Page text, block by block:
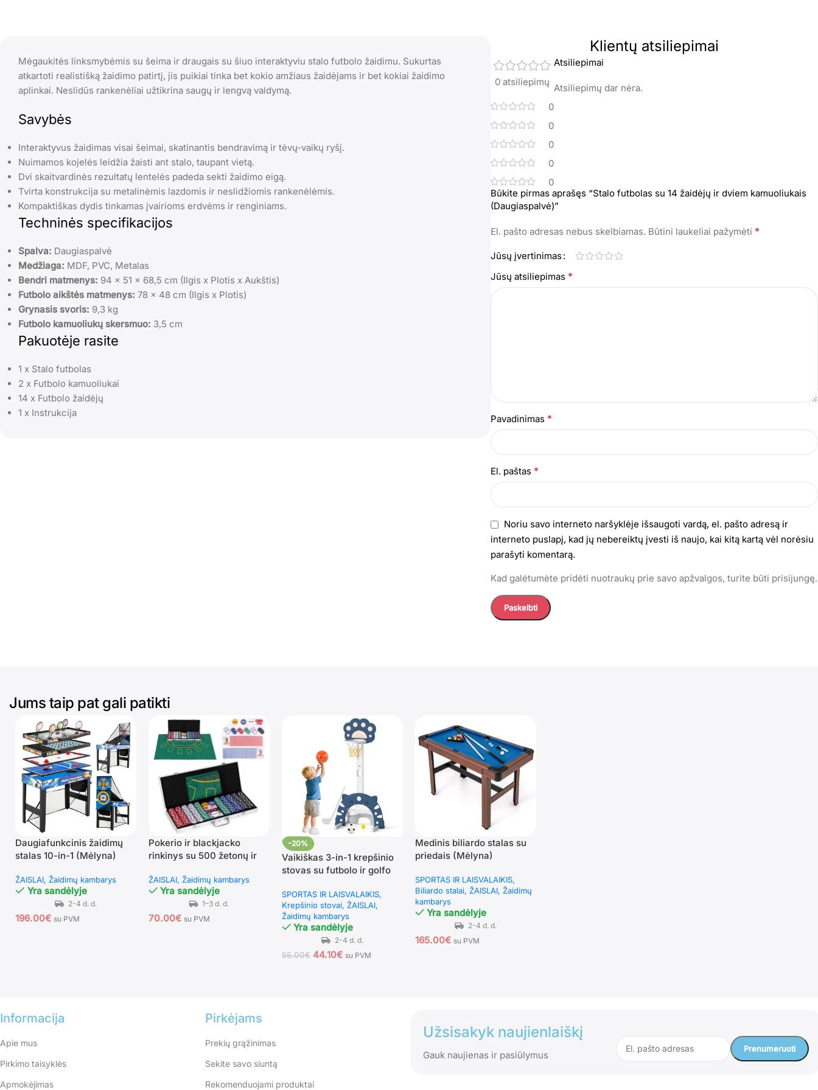
Mėgaukitės linksmybėmis su šeima ir draugais su šiuo interaktyviu stalo futbolo žaidimu. Sukurtas
atkartoti realistišką žaidimo patirtį, jis puikiai tinka bet kokio amžiaus žaidėjams ir bet kokiai žaidimo
aplinkai. Neslidūs rankenėliai užtikrina saugų ir lengvą valdymą.
Savybės
Interaktyvus žaidimas visai šeimai, skatinantis bendravimą ir tėvų-vaikų ryšį.
Nuimamos kojelės leidžia žaisti ant stalo, taupant vietą.
Dvi skaitvardinės rezultatų lentelės padeda sekti žaidimo eigą.
Tvirta konstrukcija su metalinėmis lazdomis ir neslidžiomis rankenėlėmis.
Kompaktiškas dydis tinkamas įvairioms erdvėms ir renginiams.
Techninės specifikacijos
Spalva: Daugiaspalvė
Medžiaga: MDF, PVC, Metalas
Bendri matmenys: 94 x 51 x 68,5 cm (Ilgis x Plotis x Aukštis)
Futbolo aikštės matmenys: 78 x 48 cm (Ilgis x Plotis)
Grynasis svoris: 9,3 kg
Futbolo kamuoliukų skersmuo: 3,5 cm
Pakuotėje rasite
1 x Stalo futbolas
2 x Futbolo kamuoliukai
14 x Futbolo žaidėjų
1 x Instrukcija
Klientų atsiliepimai
0 atsiliepimų
0
0
0
0
0
Atsiliepimai
Atsiliepimų dar nėra.
Būkite pirmas aprašęs “Stalo futbolas su 14 žaidėjų ir dviem kamuoliukais
(Daugiaspalvė)”
El. pašto adresas nebus skelbiamas. Būtini laukeliai pažymėti *
Jūsų įvertinimas
Jūsų atsiliepimas *
Pavadinimas *
El. paštas *
Noriu savo interneto naršyklėje išsaugoti vardą, el. pašto adresą ir
interneto puslapį, kad jų nebereiktų įvesti iš naujo, kai kitą kartą vėl norėsiu
parašyti komentarą.
Kad galėtumėte pridėti nuotraukų prie savo apžvalgos, turite būti prisijungę.
Jums taip pat gali patikti
Daugiafunkcinis žaidimų
stalas 10-in-1 (Mėlyna)
ŽAISLAI Žaidimų kambarys
Yra sandėlyje
196.00€ su PVM
Pokerio ir blackjacko
rinkinys su 500 žetonų ir
ŽAISLAI Žaidimų kambarys
Yra sandėlyje
70.00€ su PVM
-20%
Vaikiškas 3-in-1 krepšinio
stovas su futbolo ir golfo
SPORTAS IR LAISVALAIKIS
Krepšinio stovai ŽAISLAI
Žaidimų kambarys
Yra sandėlyje
55.00€ 44.10€ su PVM
Medinis biliardo stalas su
priedais (Mėlyna)
SPORTAS IR LAISVALAIKIS
Biliardo stalai ŽAISLAI Žaidimų
kambarys
Yra sandėlyje
165.00€ su PVM
Informacija
Apie mus
Pirkimo taisyklės
Apmokėjimas
Pirkėjams
Prekių grąžinimas
Sekite savo siuntą
Rekomenduojami produktai
Užsisakyk naujienlaiškį
Gauk naujienas ir pasiūlymus